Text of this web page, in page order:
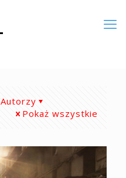
Autorzy
Pokaż wszystkie